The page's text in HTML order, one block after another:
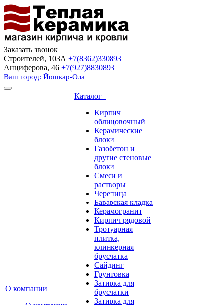
Заказать звонок
Строителей, 103А +7(8362)330893
Анциферова, 46 +7(927)8830893
Ваш город: Йошкар-Ола
О компании
Каталог
Кирпич
облицовочный
Керамические
блоки
Газобетон и
другие стеновые
блоки
Смеси и
растворы
Черепица
Баварская кладка
Керамогранит
Кирпич рядовой
Тротуарная
плитка,
клинкерная
брусчатка
Сайдинг
Грунтовка
Затирка для
брусчатки
Затирка для